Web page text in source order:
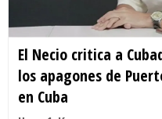
El Necio critica a
los apagones de
en Cuba